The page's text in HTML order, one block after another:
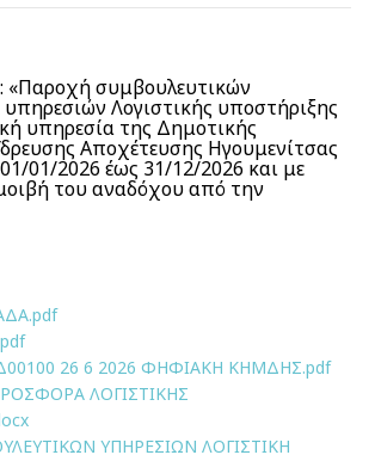
συμβουλευτικών
Λογιστικής υποστήριξης
υπηρεσία της Δημοτικής
Αποχέτευσης Ηγουμενίτσας
01/2026 έως 31/12/2026 και με
του αναδόχου από την
26 6 2026 ΦΗΦΙΑΚΗ ΚΗΜΔΗΣ.pdf
ΛΟΓΙΣΤΙΚΗΣ
ΥΠΗΡΕΣΙΩΝ ΛΟΓΙΣΤΙΚΗ